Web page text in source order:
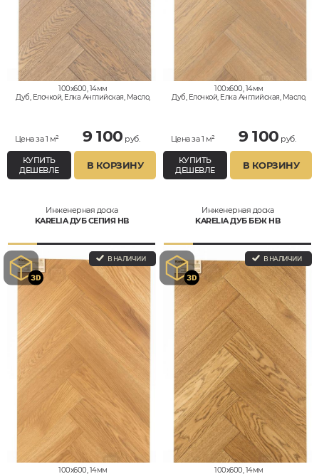
100x600, 14мм
Дуб, Елочкой, Елка Английская, Масло,
Цена за 1 м² 9 100 руб.
КУПИТЬ
ДЕШЕВЛЕ
В КОРЗИНУ
100x600, 14мм
Дуб, Елочкой, Елка Английская, Масло,
Цена за 1 м² 9 100 руб.
КУПИТЬ
ДЕШЕВЛЕ
В КОРЗИНУ
Инженерная доска
KARELIA ДУБ СЕПИЯ HB
В НАЛИЧИИ
100x600, 14мм
Инженерная доска
KARELIA ДУБ БЕЖ HB
В НАЛИЧИИ
100x600, 14мм